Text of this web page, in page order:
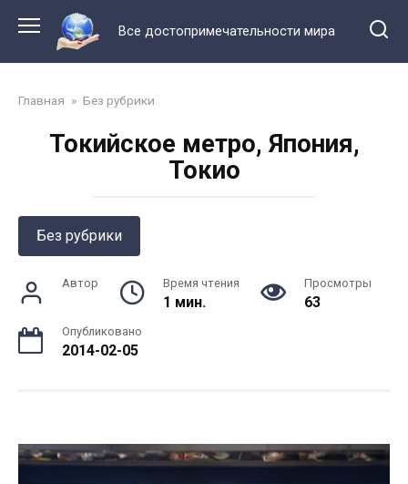
контенту
Все достопримечательности мира
Главная » Без рубрики
Токийское метро, Япония,
Токио
Без рубрики
Автор Время чтения
1 мин.
Просмотры
63
Опубликовано
2014-02-05